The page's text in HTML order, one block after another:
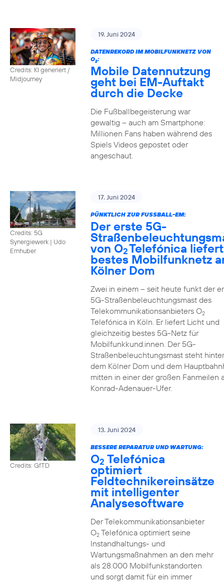
Credits: KI generiert /
Midjourney
19. Juni 2024
DATENREKORD IM MOBILFUNKNETZ VON
O2:
Mobile Datennutzung
geht bei EM-Auftakt
durch die Decke
Die Fußballbegeisterung war
gewaltig – auch am Smartphone:
Millionen Fans haben während des
Spiels Videos gepostet oder
angeschaut.
Credits: 5G
Synergiewerk | Udo
Ernhuber
17. Juni 2024
PÜNKTLICH ZUR FUSSBALL-EM:
Der erste 5G-
von O2Telefónica liefert
bestes Mobilfunknetz
Kölner Dom
Zwei in einem – seit heute funkt der
5G-Straßenbeleuchtungsmast des
Telekommunikationsanbieters O2
Telefónica in Köln. Er liefert Licht und
gleichzeitig bestes 5G-Netz für
Mobilfunkkund:innen. Der 5G-
Straßenbeleuchtungsmast steht hinter
dem Kölner Dom und dem
mitten in einer der großen Fanmeilen
Konrad-Adenauer-Ufer.
Credits: GfTD
13. Juni 2024
BESSERE REPARATUR UND WARTUNG:
O2 Telefónica
optimiert
Feldtechnikereinsätze
mit intelligenter
Analysesoftware
Der Telekommunikationsanbieter
O2Telefónica optimiert seine
Instandhaltungs- und
Wartungsmaßnahmen an den mehr
als 28.000 Mobilfunkstandorten
und sorgt damit für ein immer